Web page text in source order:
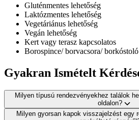
Gluténmentes lehetőség
Laktózmentes lehetőség
Vegetáriánus lehetőség
Vegán lehetőség
Kert vagy terasz kapcsolatos
Borospince/ borvacsora/ borkóstoló
Gyakran Ismételt
Milyen típusú rendezvényekhez találok
oldalon?
Milyen gyorsan kapok visszajelzést egy